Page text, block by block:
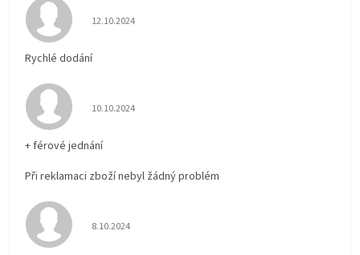
Hodnocení obchodu je 5 z 5 hvězdiček.
12.10.2024
Rychlé dodání
Hodnocení obchodu je 5 z 5 hvězdiček.
10.10.2024
+ férové jednání
Při reklamaci zboží nebyl žádný problém
Hodnocení obchodu je 5 z 5 hvězdiček.
8.10.2024